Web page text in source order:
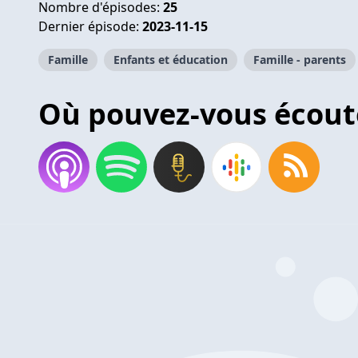
Nombre d'épisodes: 25
Dernier épisode: 2023-11-15
Famille Enfants et éducation Famille - parents
Où pouvez-vous